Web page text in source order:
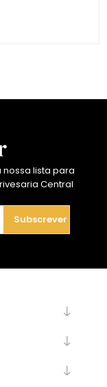
lista para
Central
Subscrever